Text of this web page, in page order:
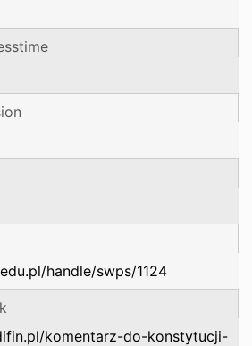
handle/swps/1124
komentarz-do-konstytucji-